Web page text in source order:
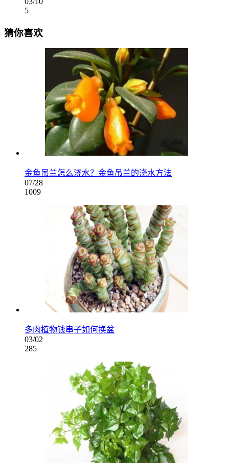
5
猜你喜欢
金鱼吊兰怎么浇水？金鱼吊兰的浇水方法
07/28
1009
多肉植物钱串子如何换盆
03/02
285